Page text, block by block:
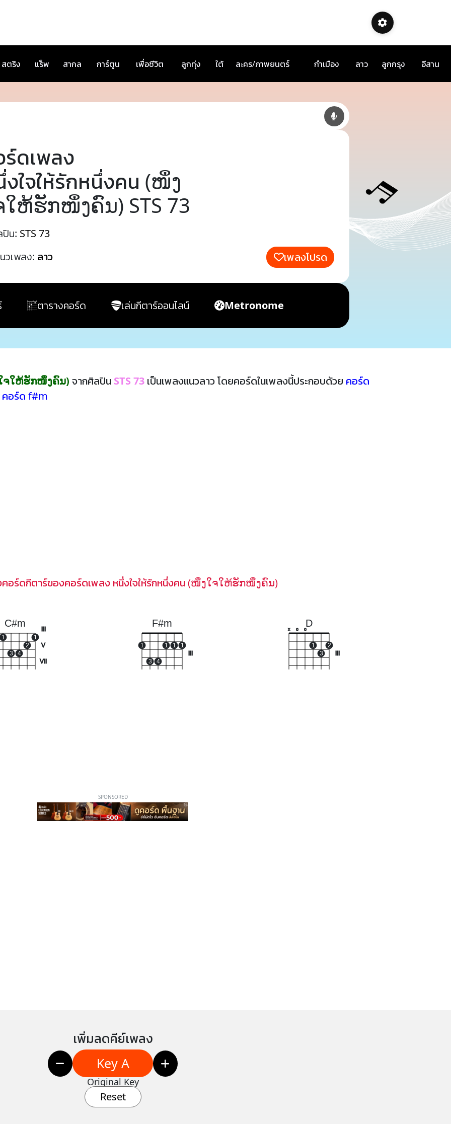
สตริง แร็พ สากล การ์ตูน เพื่อชีวิต ลูกทุ่ง ใต้ ละคร/ภาพยนตร์ กำเมือง ลาว ลูกกรุง อีสาน
ร์ดเพลง
งใจให้รักหนึ่งคน (ໜຶ່ງ
ໃຫ້ຮັກໜຶ່ງຄົນ) STS 73
ปิน: STS 73
วเพลง: ลาว เพลงโปรด
ตารางคอร์ด เล่นกีตาร์ออนไลน์ Metronome
ຈໃຫ້ຮັກໜຶ່ງຄົນ) จากศิลปิน STS 73 เป็นเพลงแนวลาว โดยคอร์ดในเพลงนี้ประกอบด้วย คอร์ด
คอร์ด f#m
คอร์ดกีตาร์ของคอร์ดเพลง หนึ่งใจให้รักหนึ่งคน (ໜຶ່ງໃຈໃຫ້ຮັກໜຶ່ງຄົນ)
C#m
V
VII
1
3 4
2
1
F#m
1
3 4
1 1 1
D
x o o
1
3
2
SPONSORED
เพิ่มลดคีย์เพลง
Key A
Original Key
Reset